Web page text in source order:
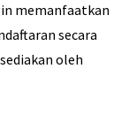
memanfaatkan
secara
oleh